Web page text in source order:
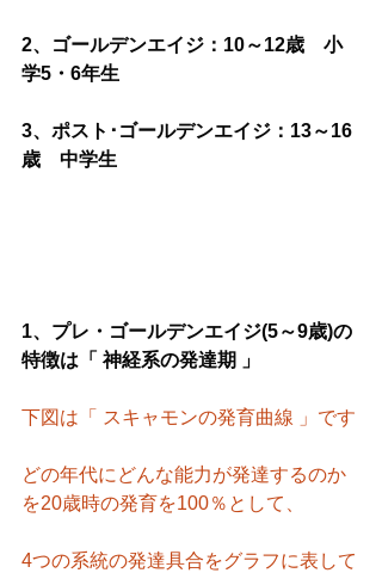
2、ゴールデンエイジ：10～12歳　小
学5・6年生
3、ポスト･ゴールデンエイジ：13～16
歳　中学生
1、プレ・ゴールデンエイジ(5～9歳)の
特徴は「 神経系の発達期 」
下図は「 スキャモンの発育曲線 」です
どの年代にどんな能力が発達するのか
を20歳時の発育を100％として、
4つの系統の発達具合をグラフに表して